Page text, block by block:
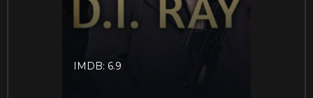
IMDB: 6.9